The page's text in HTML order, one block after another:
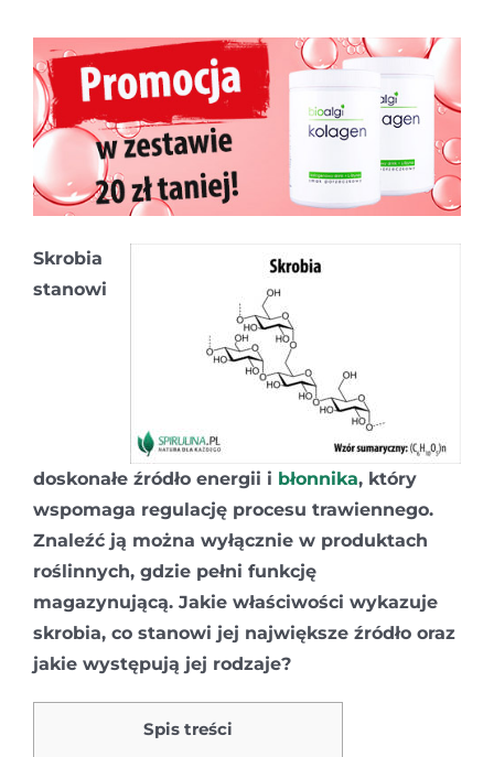
Skrobia
stanowi
doskonałe źródło energii i błonnika, który
wspomaga regulację procesu trawiennego.
Znaleźć ją można wyłącznie w produktach
roślinnych, gdzie pełni funkcję
magazynującą. Jakie właściwości wykazuje
skrobia, co stanowi jej największe źródło oraz
jakie występują jej rodzaje?
Spis treści